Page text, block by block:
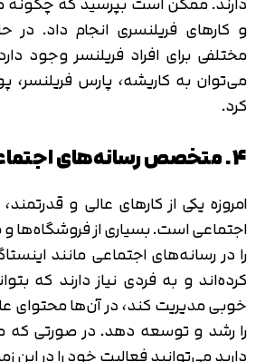
و کارهای فریلنسری انجام داد. در
مختلفی برای افراد فریلنسر وجود
می‌توان به کاریشه، پارس فریلنسر،
کرد.
4. متخصص رسانه‌های اجتماعی شوید
امروزه یکی از کارهای عالی و
اجتماعی است. بسیاری از
را در رسانه‌های اجتماعی مانند
کرده‌اند و به فردی نیاز دارند که
خوبی مدیریت کند، در آن‌ها محتوای
را رشد و توسعه دهد. در صورتی که